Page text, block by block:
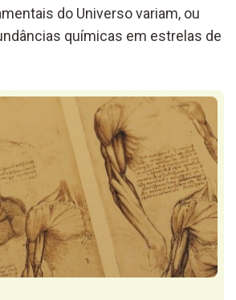
do Universo variam, ou
químicas em estrelas de